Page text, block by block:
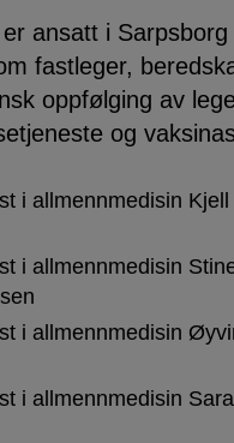
ansatt i
fastleger,
oppfølging av
og
i allmennmedisin
i allmennmedisin
i allmennmedisin
i allmennmedisin